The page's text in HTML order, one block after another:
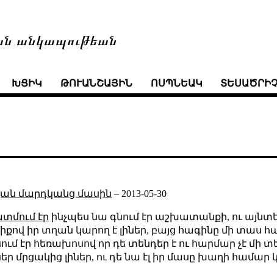
անկապութեան
ԽՑԻԿ ԹՈՒԱՆՇԱՅԻՆ ՈՍՊՆԵԱԿ
մարդկանց մասին – 2013-05-30
էր ինչպես նա գնում էր աշխատանքի, ու
իր տղան կարող է լիներ, բայց հագինը մի տաս
էր հեռախոսով որ դե տենդեր է ու հարմար չէ
մրցակից լիներ, ու դե նա էլ իր մասը խաղի